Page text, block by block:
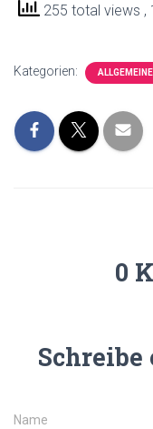
255 total views ,
Kategorien:
0
Name